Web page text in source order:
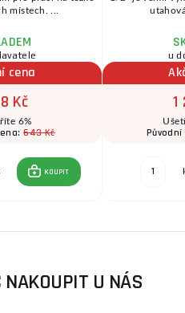
místech. ...
cena
Kč
6%
643 Kč
KOUPIT
u
1
NAKOUPIT U NÁS